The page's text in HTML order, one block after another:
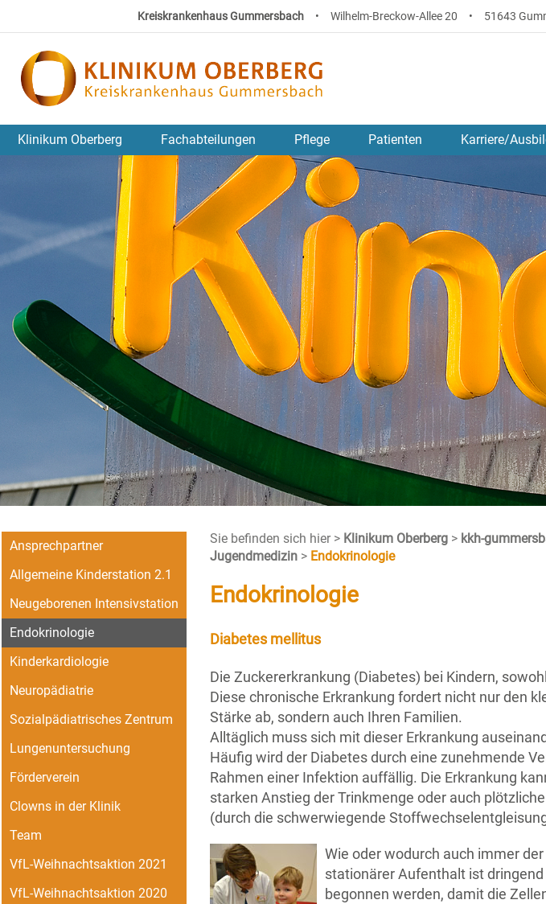
Kreiskrankenhaus Gummersbach • Wilhelm-Breckow-Allee 20 • 51643
Klinikum Oberberg Fachabteilungen Pflege Patienten Karriere/
Ansprechpartner
Allgemeine Kinderstation 2.1
Neugeborenen Intensivstation
Endokrinologie
Kinderkardiologie
Neuropädiatrie
Sozialpädiatrisches Zentrum
Lungenuntersuchung
Förderverein
Clowns in der Klinik
Team
VfL-Weihnachtsaktion 2021
VfL-Weihnachtsaktion 2020
Sie befinden sich hier > Klinikum Oberberg > kkh-
Jugendmedizin > Endokrinologie
Endokrinologie
Diabetes mellitus
Die Zuckererkrankung (Diabetes) bei Kindern,
Diese chronische Erkrankung fordert nicht nur den
Stärke ab, sondern auch Ihren Familien.
Alltäglich muss sich mit dieser Erkrankung
Häufig wird der Diabetes durch eine zunehmende
Rahmen einer Infektion auffällig. Die Erkrankung
starken Anstieg der Trinkmenge oder auch
(durch die schwerwiegende
Wie oder wodurch auch immer
stationärer Aufenthalt ist
begonnen werden, damit die